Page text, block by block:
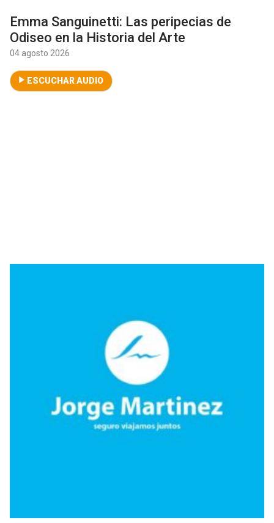
Emma Sanguinetti: Las peripecias de
Odiseo en la Historia del Arte
04 agosto 2026
ESCUCHAR AUDIO